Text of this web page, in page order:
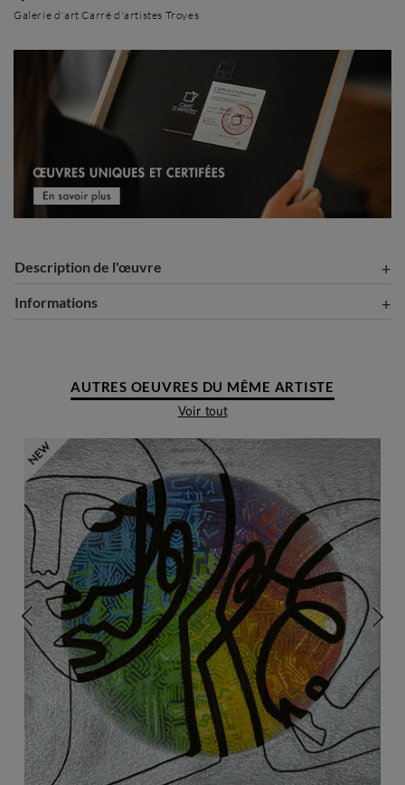
Galerie d'art Carré d'artistes Troyes
Description de l'œuvre
Informations
AUTRES OEUVRES DU MÊME ARTISTE
Voir tout